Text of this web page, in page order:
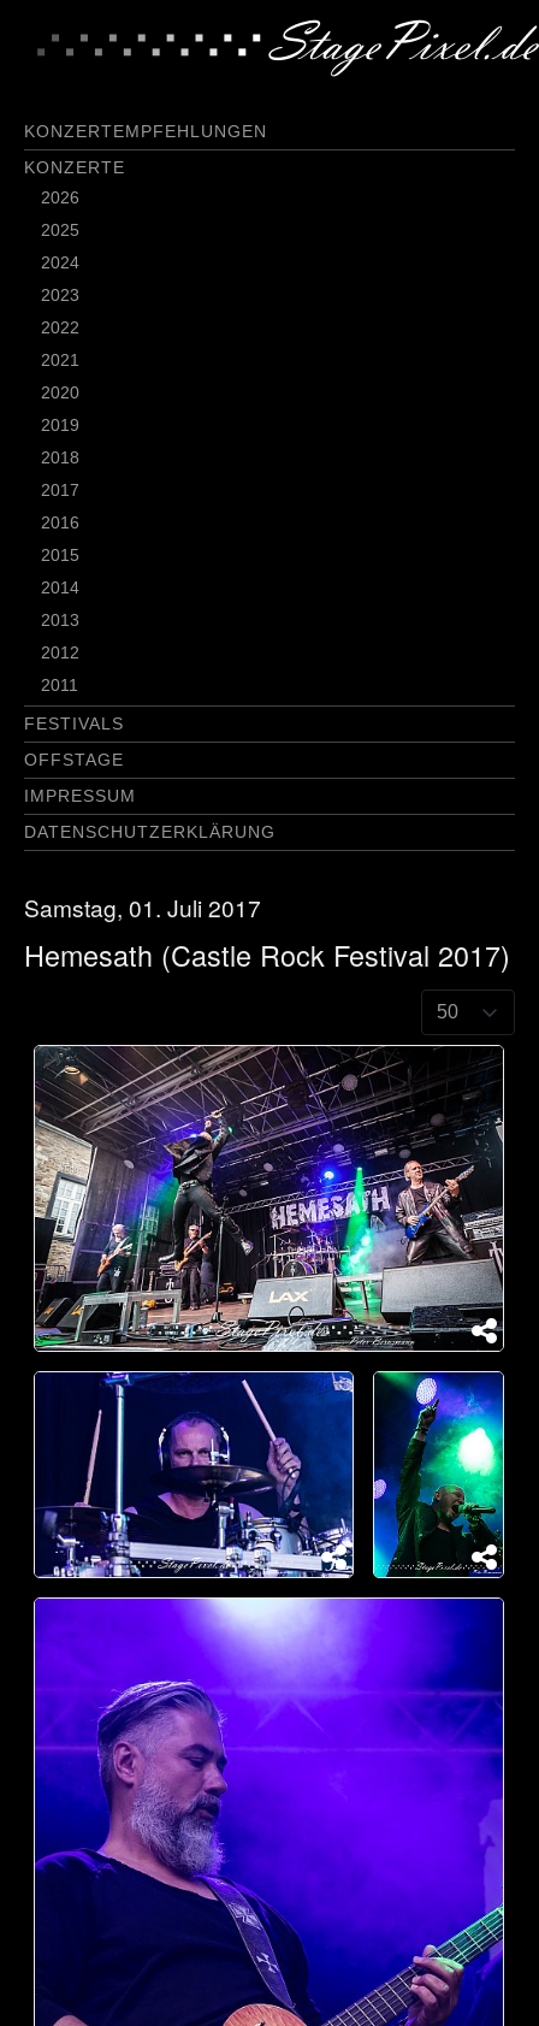
KONZERTEMPFEHLUNGEN
KONZERTE
2026
2025
2024
2023
2022
2021
2020
2019
2018
2017
2016
2015
2014
2013
2012
2011
FESTIVALS
OFFSTAGE
IMPRESSUM
DATENSCHUTZERKLÄRUNG
Samstag, 01. Juli 2017
Hemesath (Castle Rock Festival 2017)